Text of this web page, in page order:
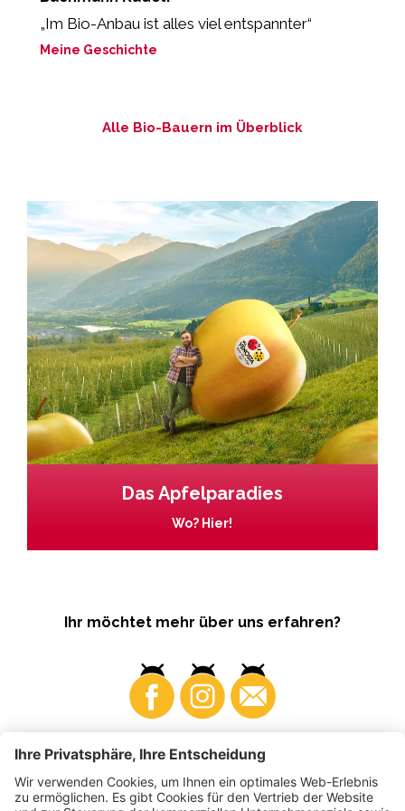
„Im Bio-Anbau ist alles viel entspannter“
Meine Geschichte
Alle Bio-Bauern im Überblick
Das Apfelparadies
Wo? Hier!
Ihr möchtet mehr über uns erfahren?
Business Produzenten